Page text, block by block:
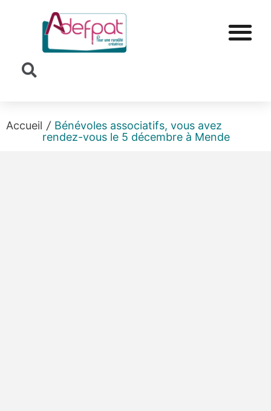
Accueil / Bénévoles associatifs, vous avez
rendez-vous le 5 décembre à Mende